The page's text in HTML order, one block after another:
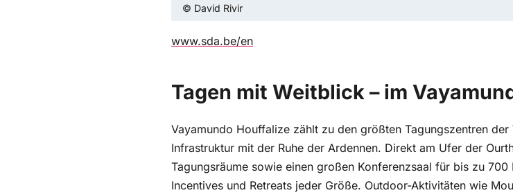
© David Rivir
www.sda.be/en
Tagen mit Weitblick – im
Vayamundo Houffalize zählt zu den größten Tagungszentren
Infrastruktur mit der Ruhe der Ardennen. Direkt am Ufer der
Tagungsräume sowie einen großen Konferenzsaal für bis zu 700
Incentives und Retreats jeder Größe. Outdoor-Aktivitäten wie